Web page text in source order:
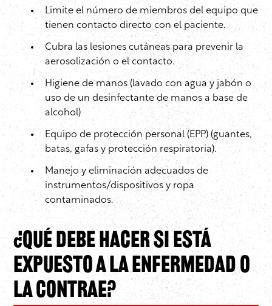
Limite el número de miembros del equipo que
tienen contacto directo con el paciente.
Cubra las lesiones cutáneas para prevenir la
aerosolización o el contacto.
Higiene de manos (lavado con agua y jabón o
uso de un desinfectante de manos a base de
alcohol)
Equipo de protección personal (EPP) (guantes,
batas, gafas y protección respiratoria).
Manejo y eliminación adecuados de
instrumentos/dispositivos y ropa
contaminados.
¿Qué debe hacer si está
expuesto a la enfermedad o
la contrae?